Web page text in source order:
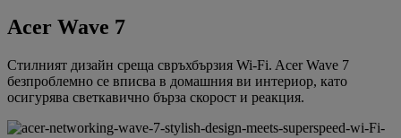
Acer Wave 7
Стилният дизайн среща свръхбързия Wi-Fi. Acer Wave 7
безпроблемно се вписва в домашния ви интериор, като
осигурява светкавично бърза скорост и реакция.